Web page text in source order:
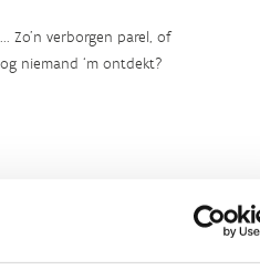
Zo’n verborgen parel, of
niemand ‘m ontdekt?